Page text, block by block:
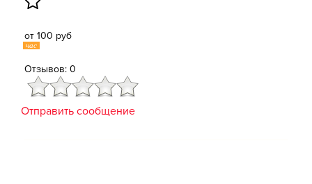
от 100 руб
час
Отзывов: 0
Отправить сообщение